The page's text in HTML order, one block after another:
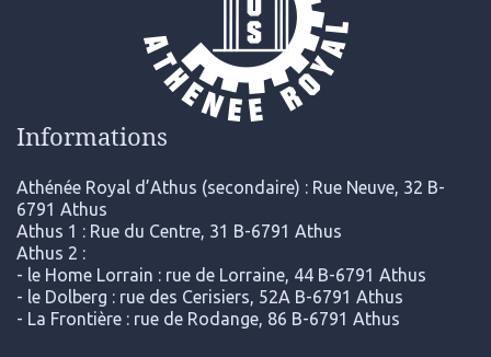
Informations
Athénée Royal d’Athus (secondaire) : Rue Neuve, 32 B-
6791 Athus
Athus 1 : Rue du Centre, 31 B-6791 Athus
Athus 2 :
- le Home Lorrain : rue de Lorraine, 44 B-6791 Athus
- le Dolberg : rue des Cerisiers, 52A B-6791 Athus
- La Frontière : rue de Rodange, 86 B-6791 Athus